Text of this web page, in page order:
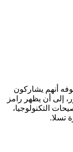
أنهم يشاركون
إلى أن يظهر رامز
التكنولوجيا،
تسلا.